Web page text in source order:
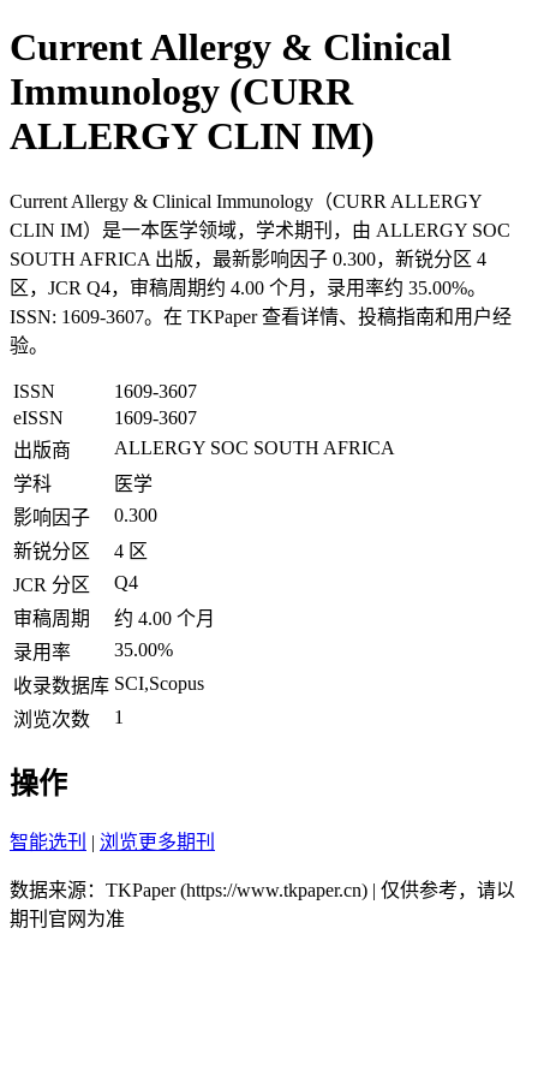
Current Allergy & Clinical
Immunology (CURR
ALLERGY CLIN IM)
Current Allergy & Clinical Immunology（CURR ALLERGY
CLIN IM）是一本医学领域，学术期刊，由 ALLERGY SOC
SOUTH AFRICA 出版，最新影响因子 0.300，新锐分区 4
区，JCR Q4，审稿周期约 4.00 个月，录用率约 35.00%。
ISSN: 1609-3607。在 TKPaper 查看详情、投稿指南和用户经
验。
ISSN
1609-3607
eISSN
1609-3607
出版商
ALLERGY SOC SOUTH AFRICA
学科
医学
影响因子
0.300
新锐分区
4 区
JCR 分区
Q4
审稿周期
约 4.00 个月
录用率
35.00%
收录数据库 SCI,Scopus
浏览次数
1
操作
智能选刊 | 浏览更多期刊
数据来源：TKPaper (https://www.tkpaper.cn) | 仅供参考，请以
期刊官网为准